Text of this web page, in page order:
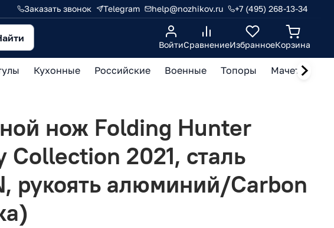
Заказать звонок Telegram help@nozhikov.ru +7 (495) 268-13-34
ВойтиСравнениеИзбранноеКорзина
Кухонные Российские Военные Топоры Мачете,
нож Folding Hunter
Collection 2021, сталь
рукоять алюминий/Carbon